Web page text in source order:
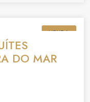
VENDA
DO MAR